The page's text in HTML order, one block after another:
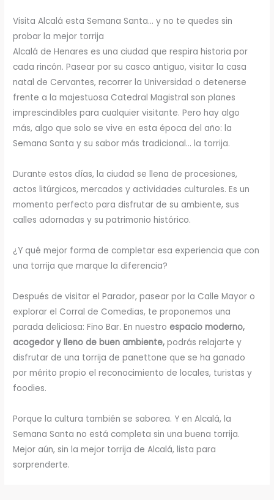
Visita Alcalá esta Semana Santa… y no te quedes sin
probar la mejor torrija
Alcalá de Henares es una ciudad que respira historia por
cada rincón. Pasear por su casco antiguo, visitar la casa
natal de Cervantes, recorrer la Universidad o detenerse
frente a la majestuosa Catedral Magistral son planes
imprescindibles para cualquier visitante. Pero hay algo
más, algo que solo se vive en esta época del año: la
Semana Santa y su sabor más tradicional… la torrija.
Durante estos días, la ciudad se llena de procesiones,
actos litúrgicos, mercados y actividades culturales. Es un
momento perfecto para disfrutar de su ambiente, sus
calles adornadas y su patrimonio histórico.
¿Y qué mejor forma de completar esa experiencia que con
una torrija que marque la diferencia?
Después de visitar el Parador, pasear por la Calle Mayor o
explorar el Corral de Comedias, te proponemos una
parada deliciosa: Fino Bar. En nuestroespacio moderno,
acogedor y lleno de buen ambiente,podrás relajarte y
disfrutar de una torrija de panettone que se ha ganado
por mérito propio el reconocimiento de locales, turistas y
foodies.
Porque la cultura también se saborea. Y en Alcalá, la
Semana Santa no está completa sin una buena torrija.
Mejor aún, sin la mejor torrija de Alcalá, lista para
sorprenderte.